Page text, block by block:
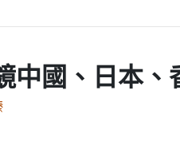
中國、日本、